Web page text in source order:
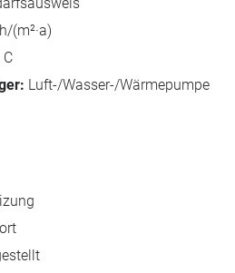
(m²·a)
C
Luft-/Wasser-/Wärmepumpe